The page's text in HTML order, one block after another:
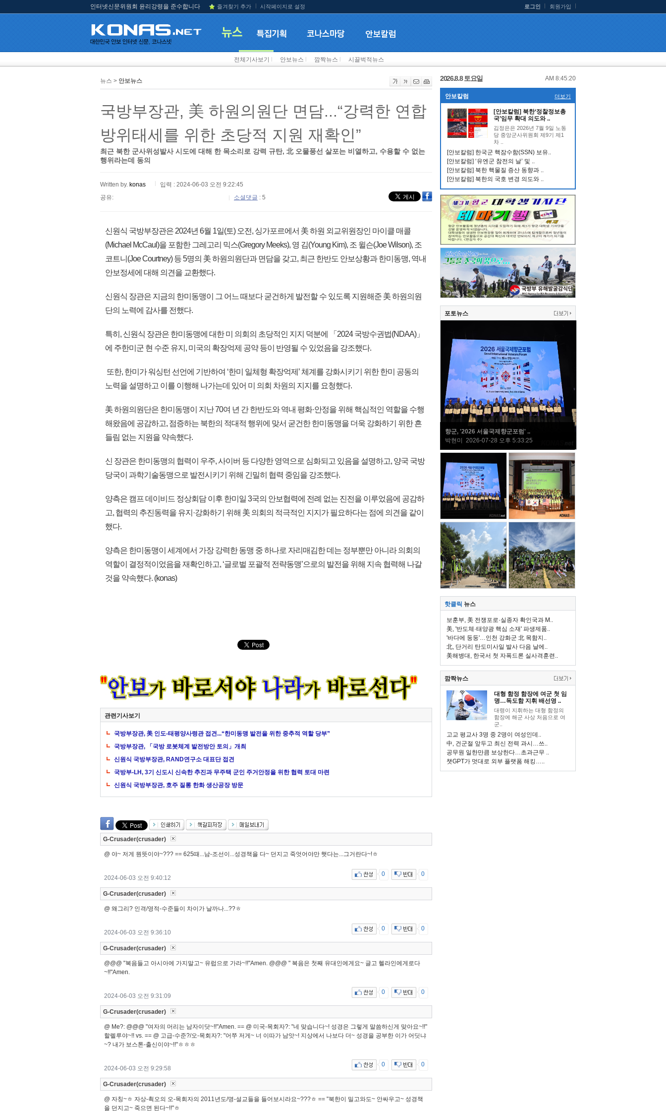
인터넷신문위원회 윤리강령을 준수합니다 즐겨찾기 추가 시작페이지로 설정 로그인 회원가입
전체기사보기 안보뉴스 깜짝뉴스 시끌벅적뉴스
뉴스 > 안보뉴스
국방부장관, 美 하원의원단 면담...“강력한 연합
방위태세를 위한 초당적 지원 재확인”
최근 북한 군사위성발사 시도에 대해 한 목소리로 강력 규탄, 北 오물풍선 살포는 비열하고, 수용할 수 없는
행위라는데 동의
Written by. konas
입력 : 2024-06-03 오전 9:22:45
공유:
소셜댓글 : 5
신원식 국방부장관은 2024년 6월 1일(토) 오전, 싱가포르에서 美 하원 외교위원장인 마이클 매콜
(Michael McCaul)을 포함한 그레고리 믹스(Gregory Meeks), 영 김(Young Kim), 조 윌슨(Joe Wilson), 조
코트니(Joe Courtney) 등 5명의 美 하원의원단과 면담을 갖고, 최근 한반도 안보상황과 한미동맹, 역내
안보정세에 대해 의견을 교환했다.
신원식 장관은 지금의 한미동맹이 그 어느 때보다 굳건하게 발전할 수 있도록 지원해준 美 하원의원
단의 노력에 감사를 전했다.
특히, 신원식 장관은 한미동맹에 대한 미 의회의 초당적인 지지 덕분에 「2024 국방수권법(NDAA)」
에 주한미군 현 수준 유지, 미국의 확장억제 공약 등이 반영될 수 있었음을 강조했다.
또한, 한미가 워싱턴 선언에 기반하여 ‘한미 일체형 확장억제’ 체계를 강화시키기 위한 한미 공동의
노력을 설명하고 이를 이행해 나가는데 있어 미 의회 차원의 지지를 요청했다.
美 하원의원단은 한미동맹이 지난 70여 년 간 한반도와 역내 평화·안정을 위해 핵심적인 역할을 수행
해왔음에 공감하고, 점증하는 북한의 적대적 행위에 맞서 굳건한 한미동맹을 더욱 강화하기 위한 흔
들림 없는 지원을 약속했다.
신 장관은 한미동맹의 협력이 우주, 사이버 등 다양한 영역으로 심화되고 있음을 설명하고, 양국 국방
당국이 과학기술동맹으로 발전시키기 위해 긴밀히 협력 중임을 강조했다.
양측은 캠프 데이비드 정상회담 이후 한미일 3국의 안보협력에 전례 없는 진전을 이루었음에 공감하
고, 협력의 추진동력을 유지·강화하기 위해 美 의회의 적극적인 지지가 필요하다는 점에 의견을 같이
했다.
양측은 한미동맹이 세계에서 가장 강력한 동맹 중 하나로 자리매김한 데는 정부뿐만 아니라 의회의
역할이 결정적이었음을 재확인하고, ‘글로벌 포괄적 전략동맹’으로의 발전을 위해 지속 협력해 나갈
것을 약속했다. (konas)
관련기사보기
국방부장관, 美 인도-태평양사령관 접견...“한미동맹 발전을 위한 중추적 역할 당부”
국방부장관, 「국방 로봇체계 발전방안 토의」개최
신원식 국방부장관, RAND연구소 대표단 접견
국방부-LH, 3기 신도시 신속한 추진과 무주택 군인 주거안정을 위한 협력 토대 마련
신원식 국방부장관, 호주 질롱 한화 생산공장 방문
G-Crusader(crusader)
@ 야~ 저게 뭔뜻이야~??? == 625때...남-조선이...성경책을 다~ 던지고 죽엇어야만 햇다는...그거란다~!ㅎ
2024-06-03 오전 9:40:12
0 0
G-Crusader(crusader)
@ 왜그리? 인격/영적-수준들이 차이가 날까나...??ㅎ
2024-06-03 오전 9:36:10
0 0
G-Crusader(crusader)
@@@ "복음들고 아시아에 가지말고~ 유럽으로 가라~!!"Amen. @@@ " 복음은 첫째 유대인에게요~ 글고 헬라인에게로다
~!!"Amen.
2024-06-03 오전 9:31:09
0 0
G-Crusader(crusader)
@ Me?: @@@ "여자의 머리는 남자이닷~!!"Amen. == @ 미국-목회자?: "네 맞습니다~! 성경은 그렇게 말씀하신게 맞아요~!!"
할렐루야~!! vs. == @ 고급-수준?/오-목회자?: "어쭈 저게~ 너 이따가 남앗~! 지상에서 나보다 더~ 성경을 공부한 이가 어딧냐
~? 내가 보스톤-출신이야~!!"ㅎㅎㅎ
2024-06-03 오전 9:29:58
0 0
G-Crusader(crusader)
@ 자칭~ㅎ 자상-쵝오의 오-목회자의 2011년도/명-설교들을 들어보시라요~???ㅎ == "북한이 밀고와도~ 안싸우고~ 성경책
을 던지고~ 죽으면 된다~!!"ㅎ
2026.8.8 토요일 AM 8:45:20
안보칼럼 더보기
[안보칼럼] 북한‘정찰정보총
국’임무 확대 의도와 ..
김정은은 2026년 7월 9일 노동
당 중앙군사위원회 제9기 제1
차 ..
[안보칼럼] 한국군 핵잠수함(SSN) 보유..
[안보칼럼] ‘유엔군 참전의 날’ 및 ..
[안보칼럼] 북한 핵물질 증산 동향과 ..
[안보칼럼] 북한의 국호 변경 의도와 ..
포토뉴스
향군, '2026 서울국제향군포럼' ..
박현미 2026-07-28 오후 5:33:25
핫클릭 뉴스
보훈부, 美 전쟁포로·실종자 확인국과 M..
美, '반도체·태양광 핵심 소재' 파생제품..
'바다에 둥둥'…인천 강화군 北 목함지..
北, 단거리 탄도미사일 발사 다음 날에..
美해병대, 한국서 첫 자폭드론 실사격훈련..
깜짝뉴스
대형 함정 함장에 여군 첫 임
명…독도함 지휘 배선영 ..
대령이 지휘하는 대형 함정의
함장에 해군 사상 처음으로 여
군..
고교 평교사 3명 중 2명이 여성인데..
中, 건군절 앞두고 최신 전력 과시…쓰..
공무원 일한만큼 보상한다…초과근무 ..
챗GPT가 멋대로 외부 플랫폼 해킹…..